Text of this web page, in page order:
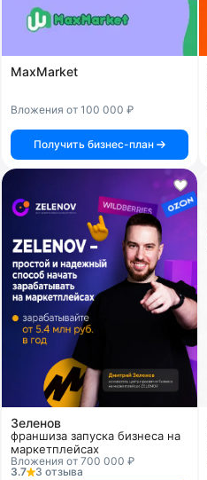
MaxMarket
Вложения от 100 000 ₽
Получить бизнес-план
Зеленов
франшиза запуска бизнеса на
маркетплейсах
Вложения от 700 000 ₽
3.7
3 отзыва